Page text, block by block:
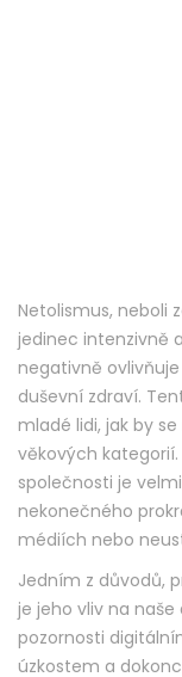
Netolismus, neboli
jedinec intenzivně
negativně
duševní zdraví.
mladé lidi, jak by
věkových
společnosti je
nekonečného
médiích nebo
Jedním z důvodů,
je jeho vliv na
pozornosti
úzkostem a